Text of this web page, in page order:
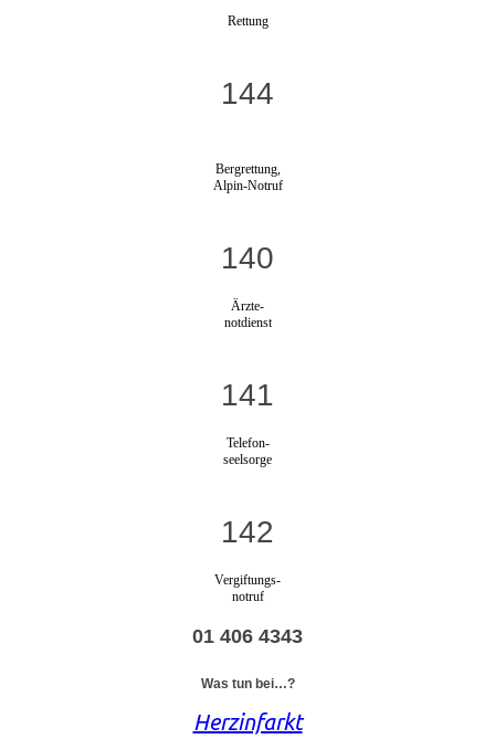
Rettung
144
Bergrettung,
Alpin-Notruf
140
Ärzte-
notdienst
141
Telefon-
seelsorge
142
Vergiftungs-
notruf
01 406 4343
Was tun bei…?
Herzinfarkt